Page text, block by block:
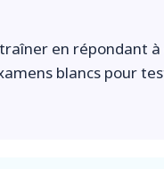
en répondant
blancs pour